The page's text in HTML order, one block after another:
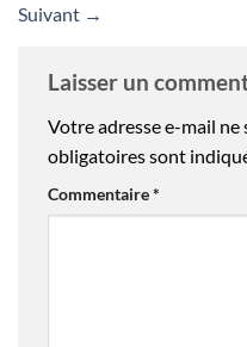
Suivant →
Laisser un
Votre adresse e-mail ne
obligatoires sont
Commentaire*